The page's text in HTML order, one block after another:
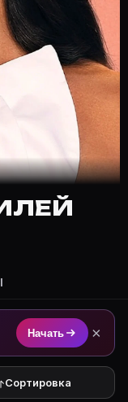
на Movie
Вилей?
https://movie-
и роли на
Вилей?
s/
Начать ×
Сортировка